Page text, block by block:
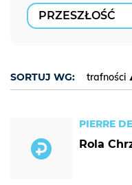
SORTUJ WG: trafności
PIERRE
Rola